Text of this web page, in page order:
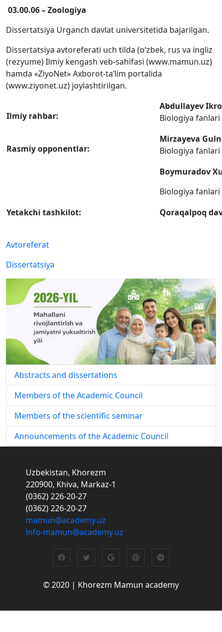
03.00.06 –Zoologiya
Dissertatsiya Urganch davlat universitetida bajarilgan.
Dissertatsiya avtoreferati uch tilda (oʻzbek, rus va ingliz
(rezyume) Ilmiy kengash veb-sahifasi (www.mamun.uz)
hamda «ZiyoNet» Axborot-taʼlim portalida
(www.ziyonet.uz) joylashtirilgan.
Ilmiy rahbar:
Abdullayev
Biologiya
Rasmiy opponentlar:
Mirzayeva
Biologiya
Boymuradov
Biologiya
Yetakchi tashkilot:
Qoraqalpoq
Avtoreferat
Dissertatsiya
Abstracts and dissertations
Members of the Academic Council
Members of the scientific seminar
Announcements of the Academic Council
Uzbekistan, Khorezm
220900, Khiva, Markaz-1
(0362) 226-20-27
(0362) 226-20-27
mamun@academy.uz
info-mamun@academy.uz
© 2020 | Khorezm Mamun academy